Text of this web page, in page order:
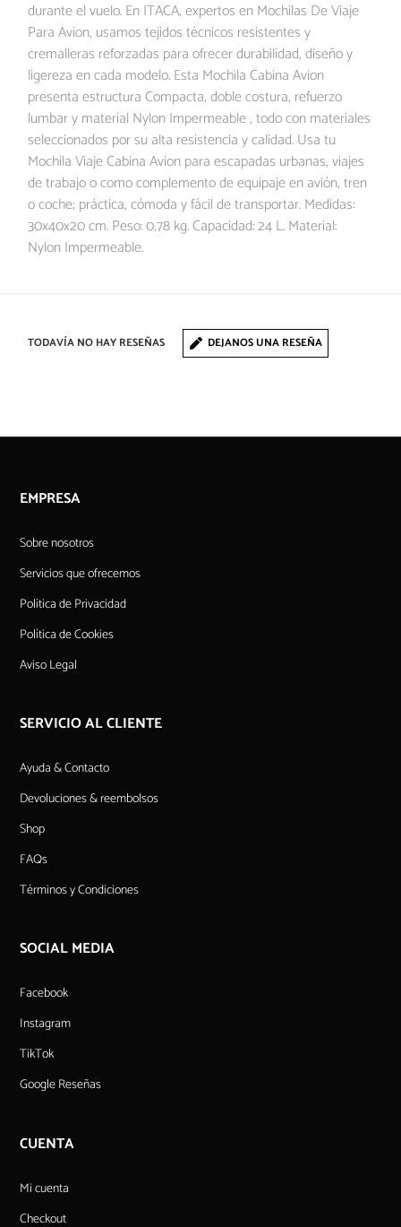
durante el vuelo. En ITACA, expertos en Mochilas De Viaje
Para Avion, usamos tejidos técnicos resistentes y
cremalleras reforzadas para ofrecer durabilidad, diseño y
ligereza en cada modelo. Esta Mochila Cabina Avion
presenta estructura Compacta, doble costura, refuerzo
lumbar y material Nylon Impermeable , todo con materiales
seleccionados por su alta resistencia y calidad. Usa tu
Mochila Viaje Cabina Avion para escapadas urbanas, viajes
de trabajo o como complemento de equipaje en avión, tren
o coche; práctica, cómoda y fácil de transportar. Medidas:
30x40x20 cm. Peso: 0,78 kg. Capacidad: 24 L. Material:
Nylon Impermeable.
TODAVÍA NO HAY RESEÑAS DEJANOS UNA RESEÑA
EMPRESA
Sobre nosotros
Servicios que ofrecemos
Política de Privacidad
Política de Cookies
Aviso Legal
SERVICIO AL CLIENTE
Ayuda & Contacto
Devoluciones & reembolsos
Shop
FAQs
Términos y Condiciones
SOCIAL MEDIA
Facebook
Instagram
TikTok
Google Reseñas
CUENTA
Mi cuenta
Checkout